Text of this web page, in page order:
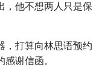
，他不想两人只是保
，打算向林思语预约
谢信函。